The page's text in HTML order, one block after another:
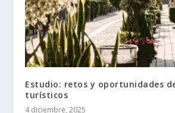
Estudio: retos y oportunidades
turísticos
4 diciembre, 2025